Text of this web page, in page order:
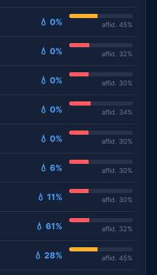
💧 0% affid. 45%
💧 0% affid. 32%
💧 0% affid. 30%
💧 0% affid. 34%
💧 0% affid. 30%
💧 6% affid. 30%
💧 11% affid. 30%
💧 61% affid. 32%
💧 28% affid. 45%